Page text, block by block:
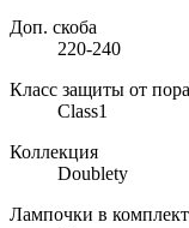
Доп. скоба
220-240
Класс защиты от
Class1
Коллекция
Doublety
Лампочки в